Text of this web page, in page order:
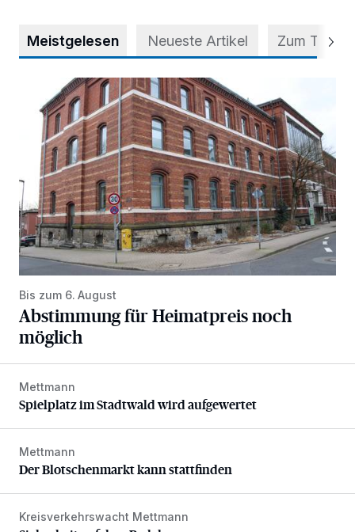
Meistgelesen Neueste Artikel Zum Thema
Abstimmung für Heimatpreis noch möglich
Bis zum 6. August
Abstimmung für Heimatpreis noch
möglich
Spielplatz im Stadtwald wird aufgewertet
Mettmann
Spielplatz im Stadtwald wird aufgewertet
Der Blotschenmarkt kann stattfinden
Mettmann
Der Blotschenmarkt kann stattfinden
Sicherheit auf dem Pedelec
Kreisverkehrswacht Mettmann